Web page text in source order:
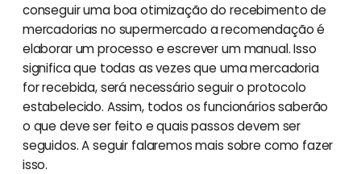
conseguir uma boa otimização do recebimento de
mercadorias no supermercado a recomendação é
elaborar um processo e escrever um manual. Isso
significa que todas as vezes que uma mercadoria
for recebida, será necessário seguir o protocolo
estabelecido. Assim, todos os funcionários saberão
o que deve ser feito e quais passos devem ser
seguidos. A seguir falaremos mais sobre como fazer
isso.